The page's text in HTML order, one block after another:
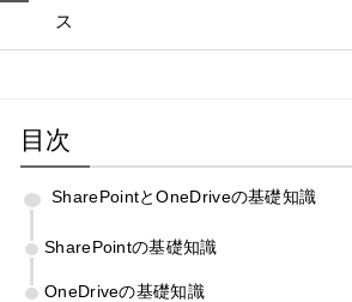
ス
目次
SharePointとOneDriveの基礎知識
SharePointの基礎知識
OneDriveの基礎知識